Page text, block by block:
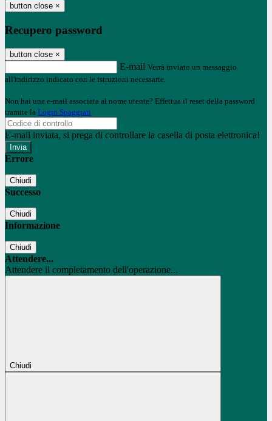
button close ×
Recupero password
button close ×
E-mail Verrà inviato un messaggio
all'indirizzo indicato con le istruzioni necessarie.
Non hai una e-mail associata al nome utente? Effettua il reset della password
tramite la Login Spaggiari
E-mail inviata, si prega di controllare la casella di posta elettronica!
Errore
Chiudi
Successo
Chiudi
Informazione
Chiudi
Attendere...
Attendere il completamento dell'operazione...
Chiudi